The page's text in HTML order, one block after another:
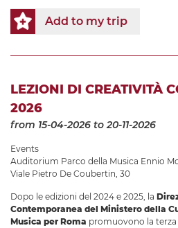
Add to my trip
LEZIONI DI CREATIVITÀ
2026
from 15-04-2026 to 20-11-2026
Events
Auditorium Parco della Musica Ennio
Viale Pietro De Coubertin, 30
Dopo le edizioni del 2024 e 2025, la
Contemporanea del Ministero della
Musica per Roma promuovono la terza